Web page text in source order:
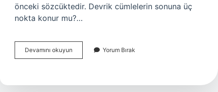
önceki sözcüktedir. Devrik cümlelerin sonuna üç
nokta konur mu?…
Devamını okuyun Paragrafta
Devrik
Bulunur
Yorum Bırak